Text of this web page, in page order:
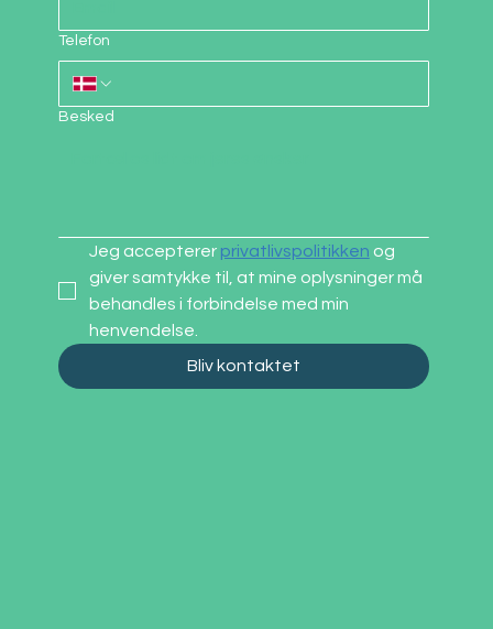
Telefon
Besked
Jeg accepterer privatlivspolitikken og
giver samtykke til, at mine oplysninger må
behandles i forbindelse med min
henvendelse.
Bliv kontaktet